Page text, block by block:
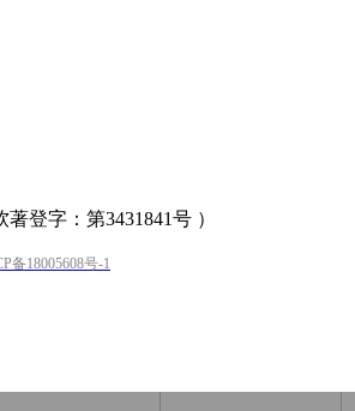
登字：第3431841号 ）
备18005608号-1